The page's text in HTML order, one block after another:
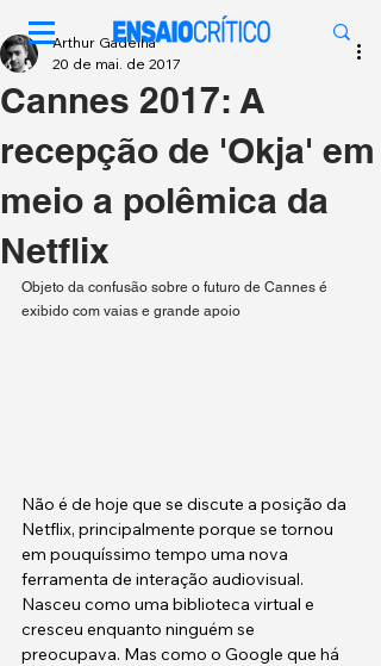
Cannes 2017: A
recepção de 'Okja' em
meio a polêmica da
Netflix
Arthur Gadelha
20 de mai. de 2017
Objeto da confusão sobre o futuro de Cannes é
exibido com vaias e grande apoio
Não é de hoje que se discute a posição da
Netflix, principalmente porque se tornou
em pouquíssimo tempo uma nova
ferramenta de interação audiovisual.
Nasceu como uma biblioteca virtual e
cresceu enquanto ninguém se
preocupava. Mas como o Google que há